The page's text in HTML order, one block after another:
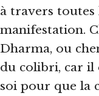
à travers toutes
manifestation.
Dharma, ou
du colibri, car il
soi pour que la